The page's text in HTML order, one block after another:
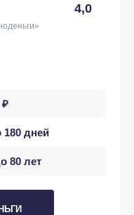
4,0
₽
180 дней
80 лет